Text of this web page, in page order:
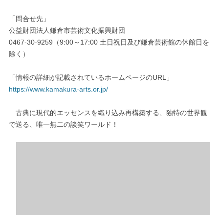
「問合せ先」
公益財団法人鎌倉市芸術文化振興財団
0467-30-9259（9:00～17:00 土日祝日及び鎌倉芸術館の休館日を
除く）
「情報の詳細が記載されているホームページのURL」
https://www.kamakura-arts.or.jp/
古典に現代的エッセンスを織り込み再構築する、独特の世界観
で送る、唯一無二の談笑ワールド！